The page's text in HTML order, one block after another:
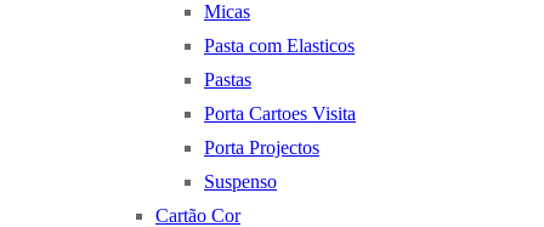
Micas
Pasta com Elasticos
Pastas
Porta Cartoes Visita
Porta Projectos
Suspenso
Cartão Cor